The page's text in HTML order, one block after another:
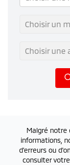
Choisir un
Choisir une
Malgré notre
informations,
d'erreurs ou
consulter